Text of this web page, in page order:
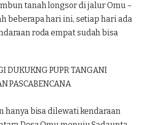
tanah longsor di jalur Omu –
beberapa hari ini, setiap hari ada
roda empat sudah bisa
DUKUKNG PUPR TANGANI
PASCABENCANA
hanya bisa dilewati kendaraan